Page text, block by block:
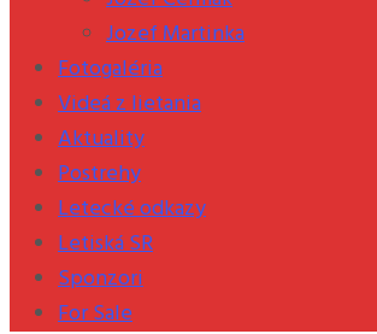
Jozef Martinka
Fotogaléria
Videá z lietania
Aktuality
Postrehy
Letecké odkazy
Letiská SR
Sponzori
For Sale